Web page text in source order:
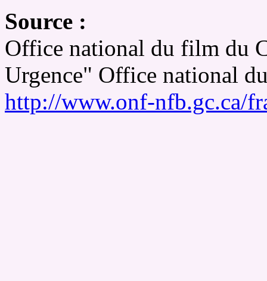
Source :
Office national du film du
Urgence" Office national
http://www.onf-nfb.gc.ca/